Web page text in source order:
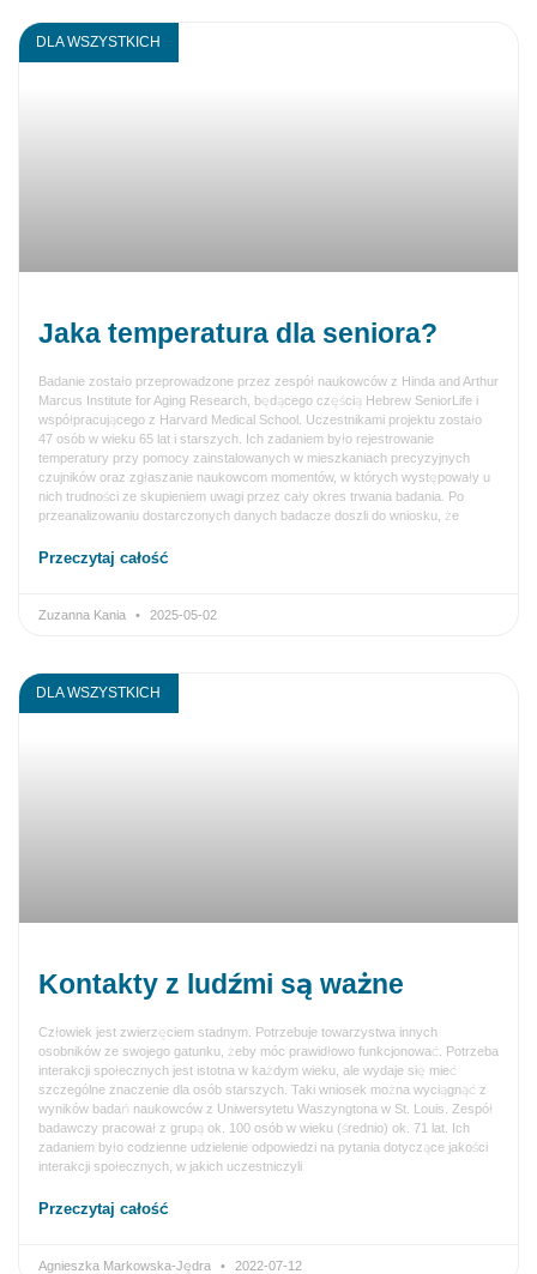
DLA WSZYSTKICH
Jaka temperatura dla seniora?
Badanie zostało przeprowadzone przez zespół naukowców z Hinda and Arthur
Marcus Institute for Aging Research, będącego częścią Hebrew SeniorLife i
współpracującego z Harvard Medical School. Uczestnikami projektu zostało
47 osób w wieku 65 lat i starszych. Ich zadaniem było rejestrowanie
temperatury przy pomocy zainstalowanych w mieszkaniach precyzyjnych
czujników oraz zgłaszanie naukowcom momentów, w których występowały u
nich trudności ze skupieniem uwagi przez cały okres trwania badania. Po
przeanalizowaniu dostarczonych danych badacze doszli do wniosku, że
Przeczytaj całość
Zuzanna Kania 2025-05-02
DLA WSZYSTKICH
Kontakty z ludźmi są ważne
Człowiek jest zwierzęciem stadnym. Potrzebuje towarzystwa innych
osobników ze swojego gatunku, żeby móc prawidłowo funkcjonować. Potrzeba
interakcji społecznych jest istotna w każdym wieku, ale wydaje się mieć
szczególne znaczenie dla osób starszych. Taki wniosek można wyciągnąć z
wyników badań naukowców z Uniwersytetu Waszyngtona w St. Louis. Zespół
badawczy pracował z grupą ok. 100 osób w wieku (średnio) ok. 71 lat. Ich
zadaniem było codzienne udzielenie odpowiedzi na pytania dotyczące jakości
interakcji społecznych, w jakich uczestniczyli
Przeczytaj całość
Agnieszka Markowska-Jędra 2022-07-12